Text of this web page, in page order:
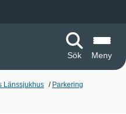
Sök
Meny
Länssjukhus / Parkering